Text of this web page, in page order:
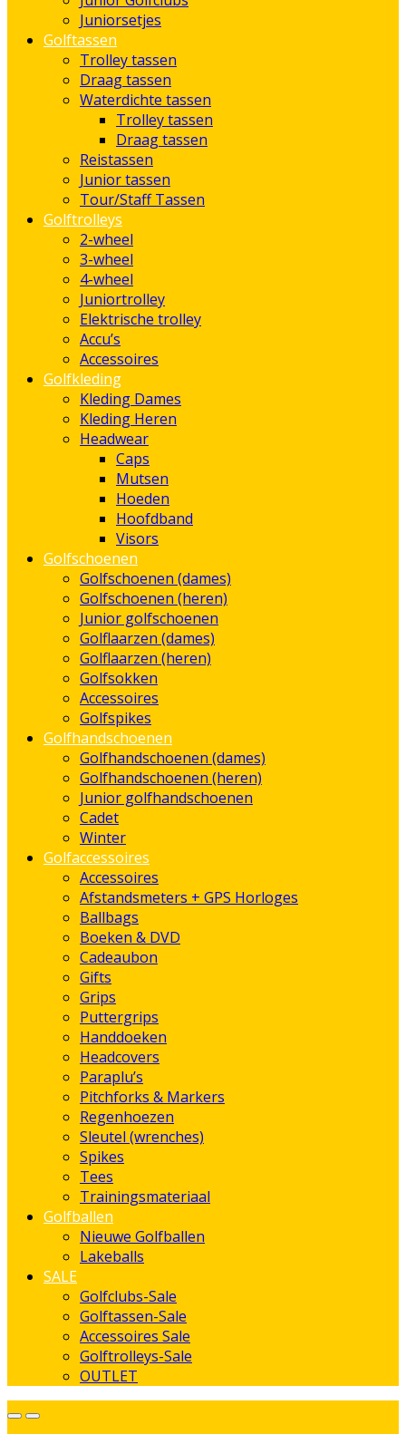
Juniorsetjes
Golftassen
Trolley tassen
Draag tassen
Waterdichte tassen
Trolley tassen
Draag tassen
Reistassen
Junior tassen
Tour/Staff Tassen
Golftrolleys
2-wheel
3-wheel
4-wheel
Juniortrolley
Elektrische trolley
Accu’s
Accessoires
Golfkleding
Kleding Dames
Kleding Heren
Headwear
Caps
Mutsen
Hoeden
Hoofdband
Visors
Golfschoenen
Golfschoenen (dames)
Golfschoenen (heren)
Junior golfschoenen
Golflaarzen (dames)
Golflaarzen (heren)
Golfsokken
Accessoires
Golfspikes
Golfhandschoenen
Golfhandschoenen (dames)
Golfhandschoenen (heren)
Junior golfhandschoenen
Cadet
Winter
Golfaccessoires
Accessoires
Afstandsmeters + GPS Horloges
Ballbags
Boeken & DVD
Cadeaubon
Gifts
Grips
Puttergrips
Handdoeken
Headcovers
Paraplu’s
Pitchforks & Markers
Regenhoezen
Sleutel (wrenches)
Spikes
Tees
Trainingsmateriaal
Golfballen
Nieuwe Golfballen
Lakeballs
SALE
Golfclubs-Sale
Golftassen-Sale
Accessoires Sale
Golftrolleys-Sale
OUTLET